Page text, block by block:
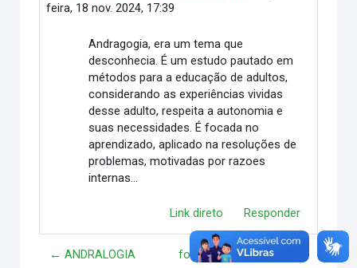
feira, 18 nov. 2024, 17:39
Andragogia, era um tema que
desconhecia. É um estudo pautado em
métodos para a educação de adultos,
considerando as experiências vividas
desse adulto, respeita a autonomia e
suas necessidades. É focada no
aprendizado, aplicado na resoluções de
problemas, motivadas por razoes
internas...
Link direto Responder
← ANDRALOGIA formação continuada →